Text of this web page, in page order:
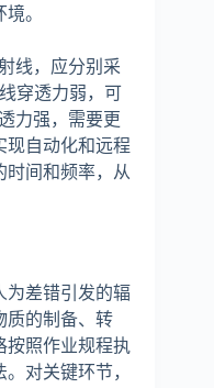
。
线，应分别采
穿透力弱，可
力强，需要更
现自动化和远程
时间和频率，从
为差错引发的辐
质的制备、转
按照作业规程执
对关键环节，